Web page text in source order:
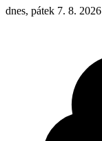
dnes, pátek 7. 8. 2026